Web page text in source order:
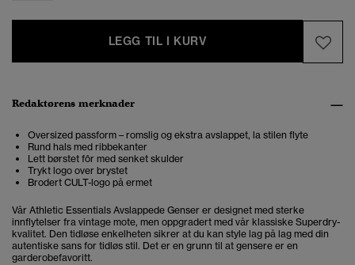
LEGG TIL I KURV
Redaktørens merknader
Oversized passform – romslig og ekstra avslappet, la stilen flyte
Rund hals med ribbekanter
Lett børstet fôr med senket skulder
Trykt logo over brystet
Brodert CULT-logo på ermet
Vår Athletic Essentials Avslappede Genser er designet med sterke
innflytelser fra vintage mote, men oppgradert med vår klassiske Superdry-
kvalitet. Den tidløse enkelheten sikrer at du kan style lag på lag med din
autentiske sans for tidløs stil. Det er en grunn til at gensere er en
garderobefavoritt.